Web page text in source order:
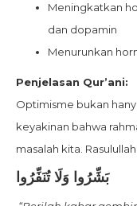
Meningkatkan
dan dopamin
Menurunkan
Penjelasan Qur’ani:
Optimisme bukan
keyakinan bahwa
masalah kita.
بَشِّرُوا وَلَا تُنَفِّرُوا